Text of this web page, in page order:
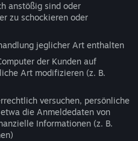
anstößig sind oder
zu schockieren oder
jeglicher Art enthalten
der Kunden auf
Art modifizieren (z. B.
versuchen, persönliche
die Anmeldedaten von
Informationen (z. B.